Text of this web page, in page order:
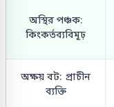
অস্থির পঞ্চক:
কিংকর্তব্যবিমূঢ়
অক্ষয় বট: প্রাচীন
ব্যক্তি